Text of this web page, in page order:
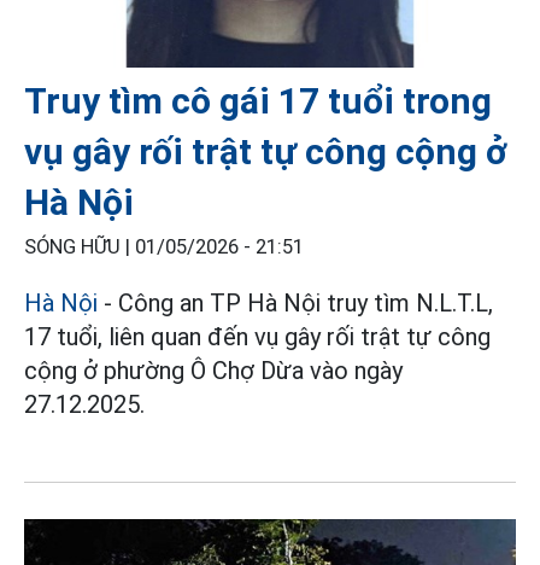
Truy tìm cô gái 17 tuổi trong
vụ gây rối trật tự công cộng ở
Hà Nội
SÓNG HỮU | 01/05/2026 - 21:51
Hà Nội - Công an TP Hà Nội truy tìm N.L.T.L,
17 tuổi, liên quan đến vụ gây rối trật tự công
cộng ở phường Ô Chợ Dừa vào ngày
27.12.2025.